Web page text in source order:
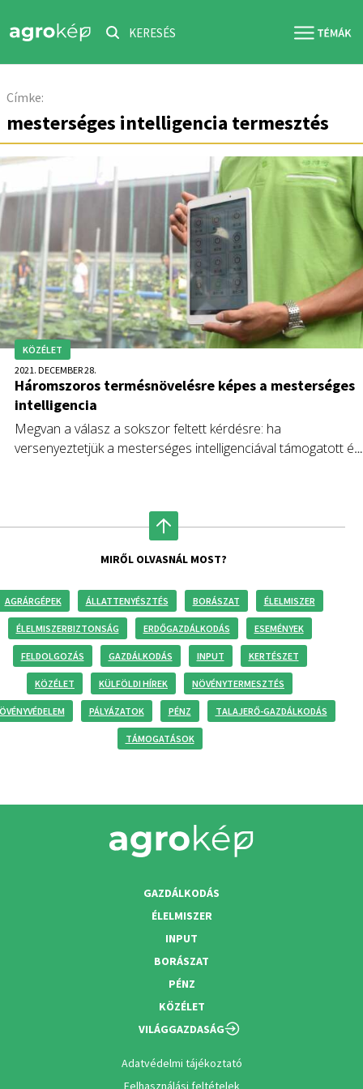
KERESÉS
Címke:
mesterséges intelligencia termesztés
KÖZÉLET
2021. DECEMBER 28.
Háromszoros termésnövelésre képes a mesterséges
intelligencia
Megvan a válasz a sokszor feltett kérdésre: ha
versenyeztetjük a mesterséges intelligenciával támogatott és
aratott győzelmet háromszoros termésmennyiség
MIRŐL OLVASNÁL MOST?
AGRÁRGÉPEK ÁLLATTENYÉSZTÉS BORÁSZAT ÉLELMISZER
ÉLELMISZERBIZTONSÁG ERDŐGAZDÁLKODÁS ESEMÉNYEK
FELDOLGOZÁS GAZDÁLKODÁS INPUT KERTÉSZET
KÖZÉLET KÜLFÖLDI HÍREK NÖVÉNYTERMESZTÉS
PÁLYÁZATOK PÉNZ TALAJERŐ-GAZDÁLKODÁS
TÁMOGATÁSOK
GAZDÁLKODÁS
ÉLELMISZER
INPUT
BORÁSZAT
PÉNZ
KÖZÉLET
VILÁGGAZDASÁG
Adatvédelmi tájékoztató
Felhasználási feltételek